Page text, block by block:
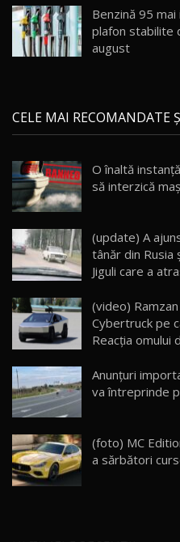
AutoBlog.MD
23:36
20
Noul ZEEKR
21
Micul BYD
AutoBlog.MD
16:59
22
Noua Mazda
26:59
23
Lynk & Co
25:19
24
ZEEKR 009:
Van Electric
26:38
25
mai Exclusiv
Moldova
32:21
26
AutoBlog.MD
10:57
Benzină 95
plafon stabilite
august
CELE MAI RECOMANDATE
O înaltă
să interzică
(update) A
tânăr din Rusia
Jiguli care a
(video)
Cybertruck pe
Reacția omului
Anunțuri
va întreprinde
(foto) MC
a sărbători